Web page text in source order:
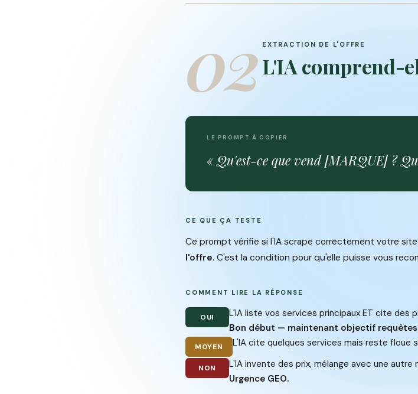
02 EXTRACTION DE L'OFFRE
L'IA comprend-
LE PROMPT À COPIER
« Qu'est-ce que vend [MARQUE] ?
CE QUE ÇA TESTE
Ce prompt vérifie si l'IA scrape correctement votre site
l'offre. C'est la condition pour qu'elle puisse vous
COMMENT LIRE LA RÉPONSE
OUI
L'IA liste vos services principaux ET cite
Bon début — maintenant objectif
MOYEN L'IA cite quelques services mais reste floue
NON
L'IA invente des prix, mélange avec une autre
Urgence GEO.